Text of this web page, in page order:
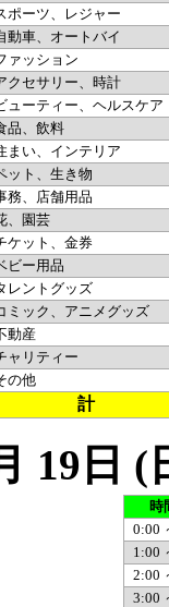
ポーツ、レジャー
動車、オートバイ
ァッション
クセサリー、時計
ューティー、ヘルスケア
品、飲料
まい、インテリア
ット、生き物
務、店舗用品
、園芸
ケット、金券
ビー用品
レントグッズ
ミック、アニメグッズ
動産
ャリティー
の他
計
19日
時
0:00
1:00
2:00
3:00